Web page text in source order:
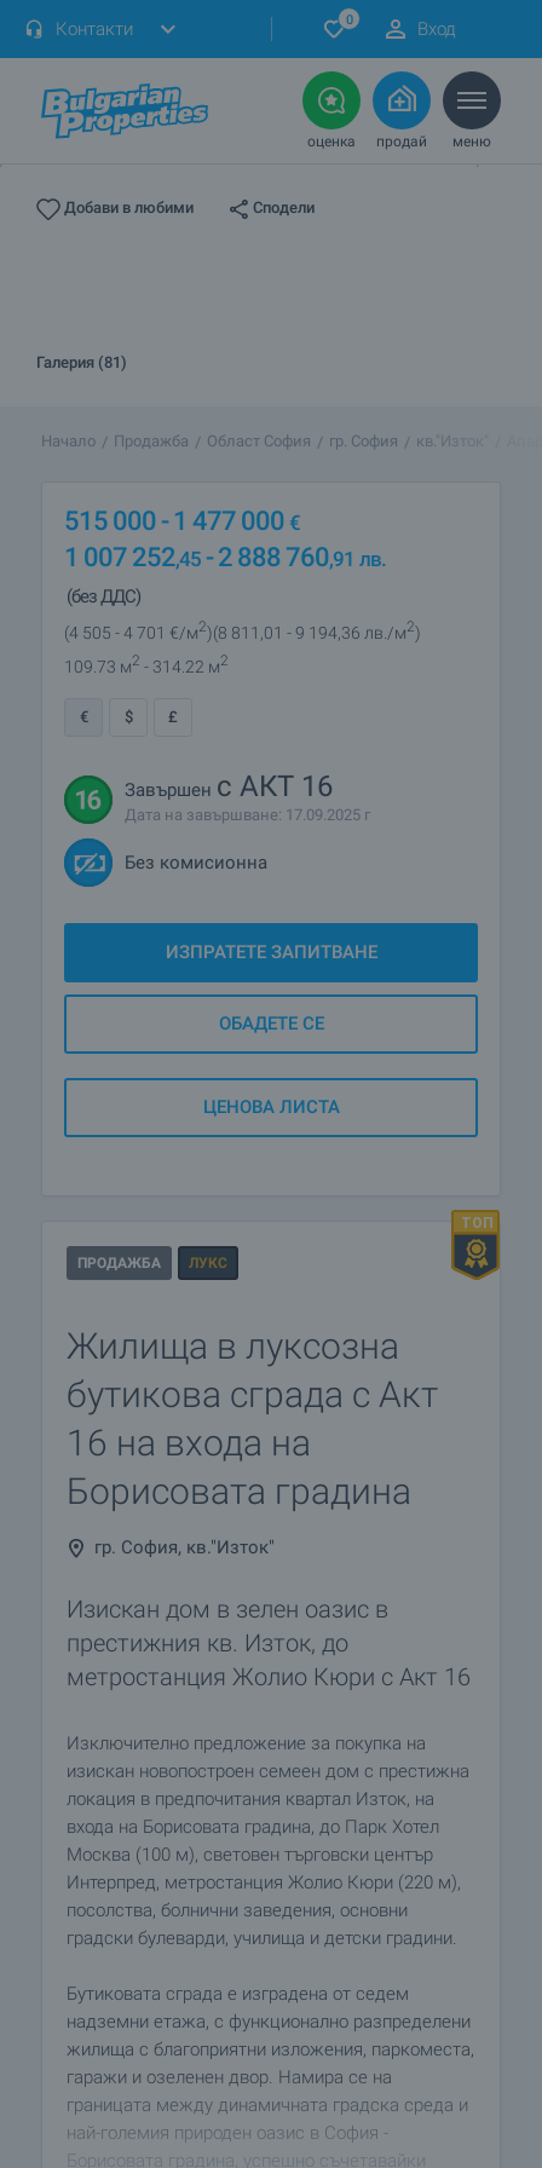
Контакти 0 Вход
оценка продай меню
Добави в любими Сподели
Галерия (81)
Начало Продажба Област София гр. София кв."Изток"
515 000- 1 477 000 €
1 007 252,45 - 2 888 760,91 лв.
(без ДДС)
(4 505 - 4 701 €/м2)(8 811 ,01 - 9 194 ,36 лв./м2)
109.73 м2 - 314.22 м2
€ $ £
Завършен с АКТ 16
Дата на завършване: 17.09.2025 г
Без комисионна
ИЗПРАТЕТЕ ЗАПИТВАНЕ
ОБАДЕТЕ СЕ
ЦЕНОВА ЛИСТА
ПРОДАЖБА ЛУКС
Жилища в луксозна
бутикова сграда с Aкт
16 на входа на
Борисовата градина
гр. София, кв."Изток"
Изискан дом в зелен оазис в
престижния кв. Изток, до
метростанция Жолио Кюри с Aкт 16
Изключително предложение за покупка на
изискан новопостроен семеен дом с престижна
локация в предпочитания квартал Изток, на
входа на Борисовата градина, до Парк Хотел
Москва (100 м), световен търговски център
Интерпред, метростанция Жолио Кюри (220 м),
посолства, болнични заведения, основни
градски булеварди, училища и детски градини.
Бутиковата сграда е изградена от седем
надземни етажа, с функционално разпределени
жилища с благоприятни изложения, паркоместа,
гаражи и озеленен двор. Намира се на
границата между динамичната градска среда и
най-големия природен оазис в София -
Борисовата градина, успешно съчетавайки